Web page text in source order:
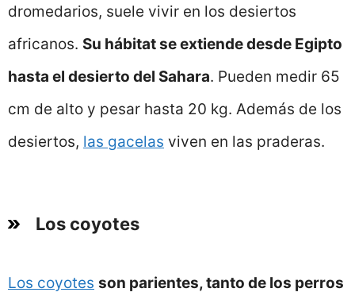
dromedarios, suele vivir en los desiertos
africanos. Su hábitat se extiende desde Egipto
hasta el desierto del Sahara. Pueden medir 65
cm de alto y pesar hasta 20 kg. Además de los
desiertos, las gacelas viven en las praderas.
Los coyotes
Los coyotes son parientes, tanto de los perros